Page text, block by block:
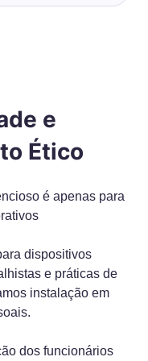
e
Ético
é apenas para
dispositivos
e práticas de
instalação em
dos funcionários